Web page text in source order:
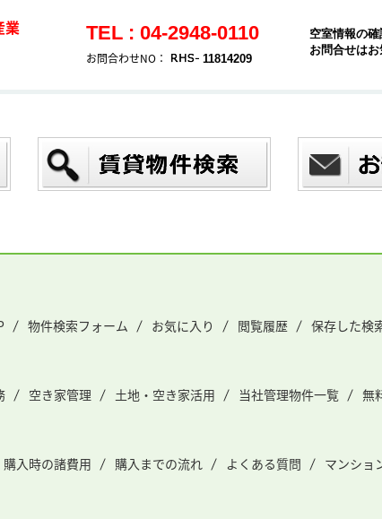
業 TEL : 04-2948-0110
お問合わせNO： 11814209
空室情報の
お問合せはお
物件検索フォーム お気に入り 閲覧履歴 保存した検
空き家管理 土地・空き家活用 当社管理物件一覧 無
購入時の諸費用 購入までの流れ よくある質問 マンショ